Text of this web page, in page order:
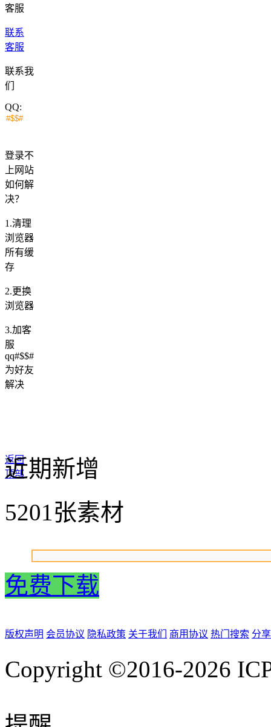
客服
联系
客服
联系我
们
QQ:
登录不
上网站
如何解
决？
1.清理
浏览器
所有缓
存
2.更换
浏览器
3.加客
服
qq#$$#
为好友
解决
返回
顶部
近期新增
5201张素材
免费下载
版权声明 会员协议 隐私政策 关于我们 商用协议 热门搜索 分
Copyright ©2016-2026